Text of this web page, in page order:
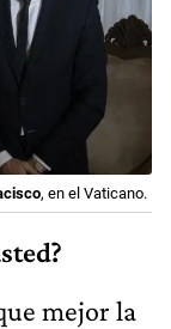
, en el Vaticano.
mejor la